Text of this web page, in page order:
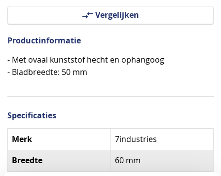
Vergelijken
Productinformatie
- Met ovaal kunststof hecht en ophangoog
- Bladbreedte: 50 mm
Specificaties
Specificaties
Merk 7industries
Breedte 60 mm